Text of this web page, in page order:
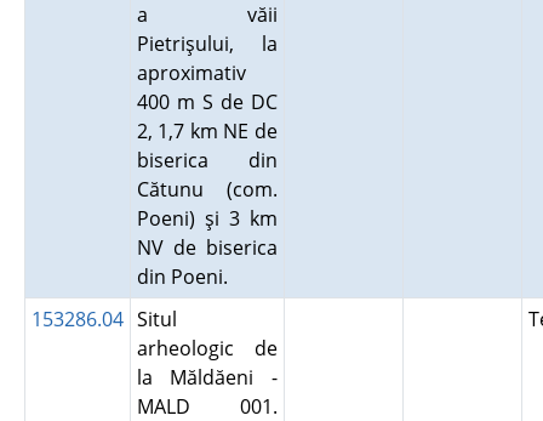
a văii
Pietrişului, la
aproximativ
400 m S de DC
2, 1,7 km NE de
biserica din
Cătunu (com.
Poeni) şi 3 km
NV de biserica
din Poeni.
153286.04 Situl
arheologic de
la Măldăeni -
MALD 001.